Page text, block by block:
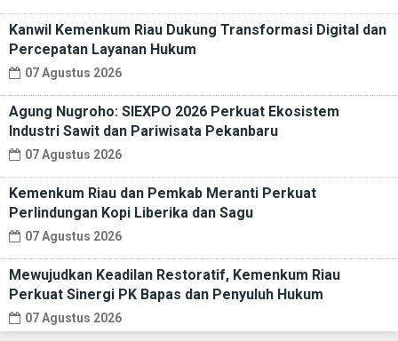
Kanwil Kemenkum Riau Dukung Transformasi Digital dan
Percepatan Layanan Hukum
07 Agustus 2026
Agung Nugroho: SIEXPO 2026 Perkuat Ekosistem
Industri Sawit dan Pariwisata Pekanbaru
07 Agustus 2026
Kemenkum Riau dan Pemkab Meranti Perkuat
Perlindungan Kopi Liberika dan Sagu
07 Agustus 2026
Mewujudkan Keadilan Restoratif, Kemenkum Riau
Perkuat Sinergi PK Bapas dan Penyuluh Hukum
07 Agustus 2026